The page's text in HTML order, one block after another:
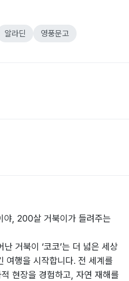
알라딘 영풍문고
, 200살 거북이가 들려주는
거북이 ‘코코’는 더 넓은 세상
여행을 시작합니다. 전 세계를
현장을 경험하고, 자연 재해를